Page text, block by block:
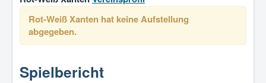
Rot-Weiß Xanten hat keine Aufstellung
abgegeben.
Spielbericht